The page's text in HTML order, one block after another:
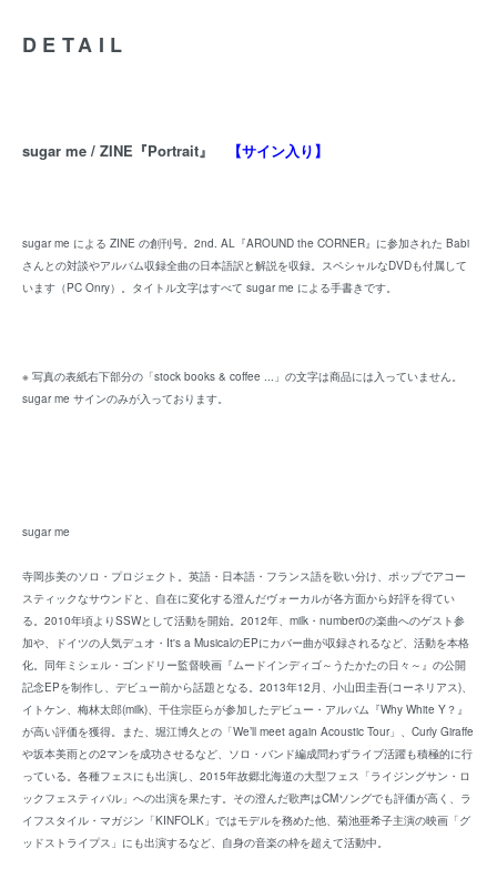
DETAIL
sugar me / ZINE『Portrait』 【サイン入り】
sugar me による ZINE の創刊号。2nd. AL『AROUND the CORNER』に参加された Babi
さんとの対談やアルバム収録全曲の日本語訳と解説を収録。スペシャルなDVDも付属して
います（PC Onry）。タイトル文字はすべて sugar me による手書きです。
※ 写真の表紙右下部分の「stock books & coffee ...」の文字は商品には入っていません。
sugar me サインのみが入っております。
sugar me
寺岡歩美のソロ・プロジェクト。英語・日本語・フランス語を歌い分け、ポップでアコー
スティックなサウンドと、自在に変化する澄んだヴォーカルが各方面から好評を得てい
る。2010年頃よりSSWとして活動を開始。2012年、milk・number0の楽曲へのゲスト参
加や、ドイツの人気デュオ・It's a MusicalのEPにカバー曲が収録されるなど、活動を本格
化。同年ミシェル・ゴンドリー監督映画『ムードインディゴ～うたかたの日々～』の公開
記念EPを制作し、デビュー前から話題となる。2013年12月、小山田圭吾(コーネリアス)、
イトケン、梅林太郎(milk)、千住宗臣らが参加したデビュー・アルバム『Why White Y？』
が高い評価を獲得。また、堀江博久との「We’ll meet again Acoustic Tour」、Curly Giraffe
や坂本美雨との2マンを成功させるなど、ソロ・バンド編成問わずライブ活躍も積極的に行
っている。各種フェスにも出演し、2015年故郷北海道の大型フェス「ライジングサン・ロ
ックフェスティバル」への出演を果たす。その澄んだ歌声はCMソングでも評価が高く、ラ
イフスタイル・マガジン「KINFOLK」ではモデルを務めた他、菊池亜希子主演の映画「グ
ッドストライプス」にも出演するなど、自身の音楽の枠を超えて活動中。